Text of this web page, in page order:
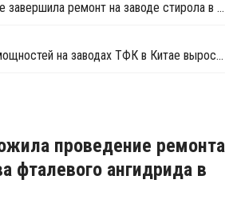
CNOOC Ningbo Daxie завершила ремонт на заводе стирола в Нинбо
Средняя загрузка мощностей на заводах ТФК в Китае выросла в начале мая на 3%
проведение ремонта
фталевого ангидрида в